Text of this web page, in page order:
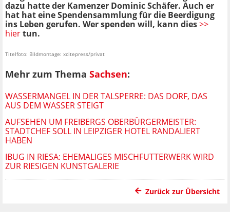
dazu hatte der Kamenzer Dominic Schäfer. Auch er
hat hat eine Spendensammlung für die Beerdigung
ins Leben gerufen. Wer spenden will, kann dies>>
hiertun.
Titelfoto: Bildmontage: xcitepress/privat
Mehr zum Thema Sachsen:
WASSERMANGEL IN DER TALSPERRE: DAS DORF, DAS
AUS DEM WASSER STEIGT
AUFSEHEN UM FREIBERGS OBERBÜRGERMEISTER:
STADTCHEF SOLL IN LEIPZIGER HOTEL RANDALIERT
HABEN
IBUG IN RIESA: EHEMALIGES MISCHFUTTERWERK WIRD
ZUR RIESIGEN KUNSTGALERIE
Zurück zur Übersicht